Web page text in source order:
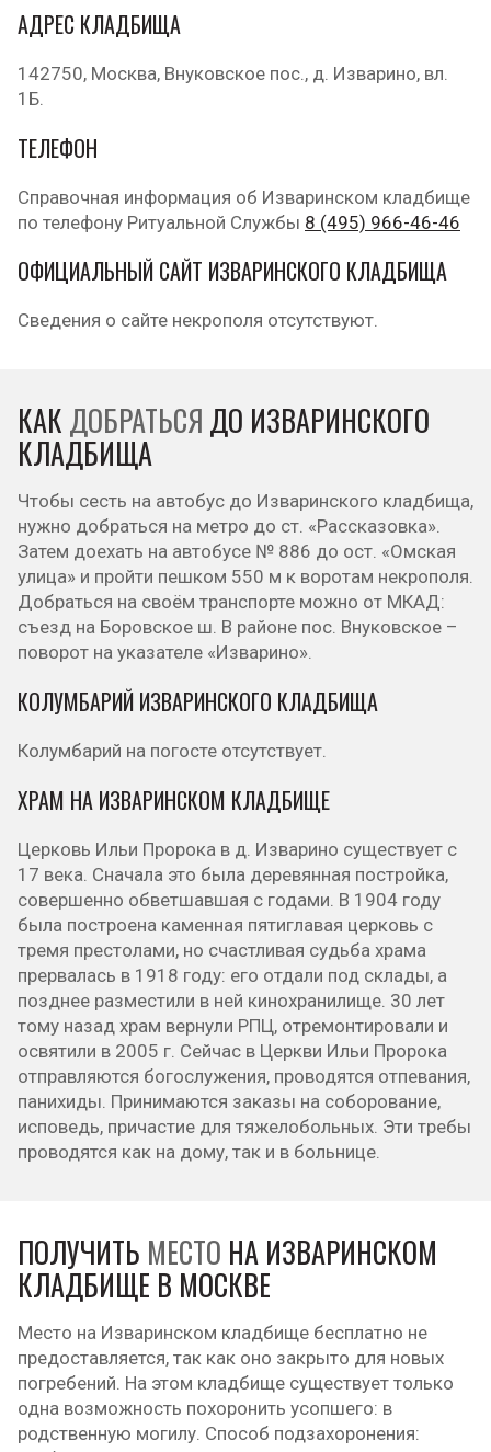
АДРЕС КЛАДБИЩА
142750, Москва, Внуковское пос., д. Изварино, вл.
1Б.
ТЕЛЕФОН
Справочная информация об Изваринском кладбище
по телефону Ритуальной Службы 8 (495) 966-46-46
ОФИЦИАЛЬНЫЙ САЙТ ИЗВАРИНСКОГО КЛАДБИЩА
Сведения о сайте некрополя отсутствуют.
КАК ДОБРАТЬСЯ ДО ИЗВАРИНСКОГО
КЛАДБИЩА
Чтобы сесть на автобус до Изваринского кладбища,
нужно добраться на метро до ст. «Рассказовка».
Затем доехать на автобусе № 886 до ост. «Омская
улица» и пройти пешком 550 м к воротам некрополя.
Добраться на своём транспорте можно от МКАД:
съезд на Боровское ш. В районе пос. Внуковское –
поворот на указателе «Изварино».
КОЛУМБАРИЙ ИЗВАРИНСКОГО КЛАДБИЩА
Колумбарий на погосте отсутствует.
ХРАМ НА ИЗВАРИНСКОМ КЛАДБИЩЕ
Церковь Ильи Пророка в д. Изварино существует с
17 века. Сначала это была деревянная постройка,
совершенно обветшавшая с годами. В 1904 году
была построена каменная пятиглавая церковь с
тремя престолами, но счастливая судьба храма
прервалась в 1918 году: его отдали под склады, а
позднее разместили в ней кинохранилище. 30 лет
тому назад храм вернули РПЦ, отремонтировали и
освятили в 2005 г. Сейчас в Церкви Ильи Пророка
отправляются богослужения, проводятся отпевания,
панихиды. Принимаются заказы на соборование,
исповедь, причастие для тяжелобольных. Эти требы
проводятся как на дому, так и в больнице.
ПОЛУЧИТЬ МЕСТО НА ИЗВАРИНСКОМ
КЛАДБИЩЕ В МОСКВЕ
Место на Изваринском кладбище бесплатно не
предоставляется, так как оно закрыто для новых
погребений. На этом кладбище существует только
одна возможность похоронить усопшего: в
родственную могилу. Способ подзахоронения: